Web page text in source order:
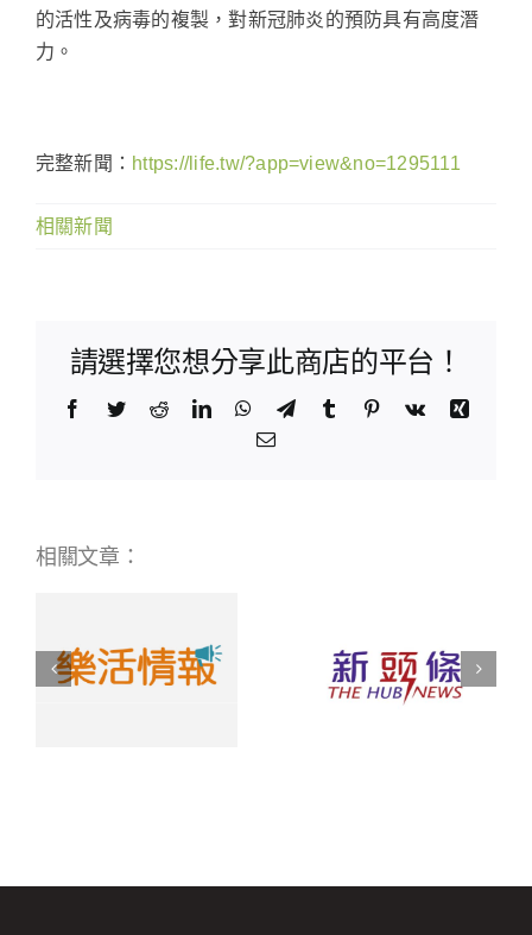
的活性及病毒的複製，對新冠肺炎的預防具有高度潛
力。
完整新聞： https://life.tw/?app=view&no=1295111
相關新聞
請選擇您想分享此商店的平台！
Facebook
TwitterRedditLinkedInWhatsApp
TelegramTumblr Pinterest
Vk
Xing
Email:
相關文章：
面保護 天使
企業推出
發摩法淨空
氣淨化液 與